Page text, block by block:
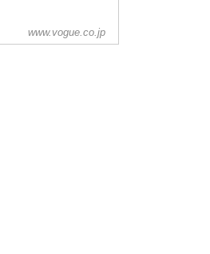
www.vogue.co.jp